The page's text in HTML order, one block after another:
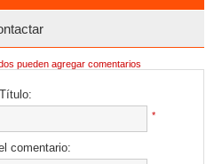
pueden agregar comentarios
Título:
*
comentario: